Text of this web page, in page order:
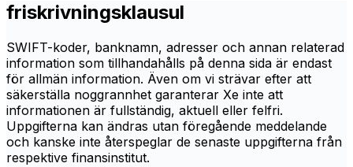
friskrivningsklausul
SWIFT-koder, banknamn, adresser och annan relaterad
information som tillhandahålls på denna sida är endast
för allmän information. Även om vi strävar efter att
säkerställa noggrannhet garanterar Xe inte att
informationen är fullständig, aktuell eller felfri.
Uppgifterna kan ändras utan föregående meddelande
och kanske inte återspeglar de senaste uppgifterna från
respektive finansinstitut.